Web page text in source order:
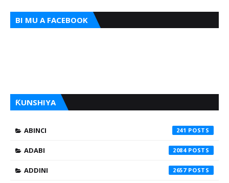
BI MU A FACEBOOK
ƘUNSHIYA
ABINCI 241
ADABI 2084
ADDINI 2657